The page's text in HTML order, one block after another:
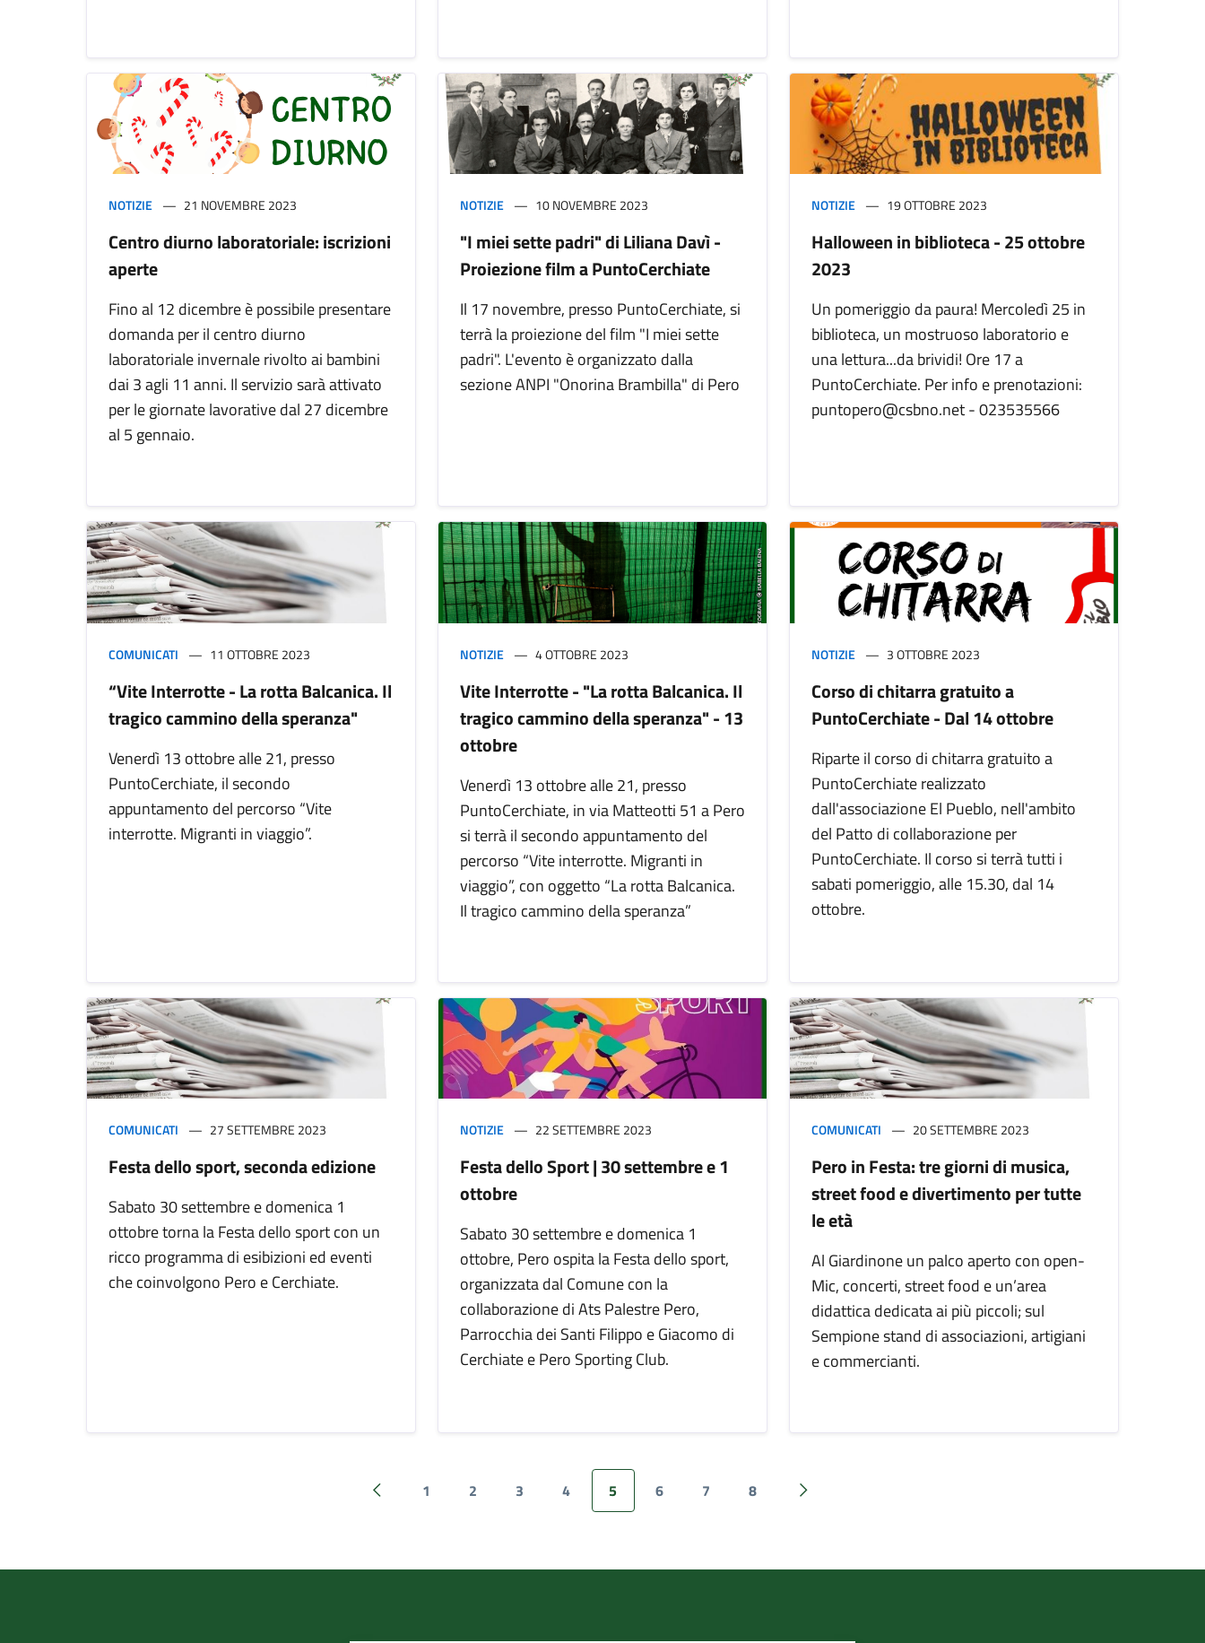
NOTIZIE 21 NOVEMBRE 2023
Centro diurno laboratoriale: iscrizioni
aperte
Fino al 12 dicembre è possibile presentare
domanda per il centro diurno
laboratoriale invernale rivolto ai bambini
dai 3 agli 11 anni. Il servizio sarà attivato
per le giornate lavorative dal 27 dicembre
al 5 gennaio.
NOTIZIE 10 NOVEMBRE 2023
"I miei sette padri" di Liliana Davì -
Proiezione film a PuntoCerchiate
Il 17 novembre, presso PuntoCerchiate, si
terrà la proiezione del film "I miei sette
padri". L'evento è organizzato dalla
sezione ANPI "Onorina Brambilla" di Pero
NOTIZIE 19 OTTOBRE 2023
Halloween in biblioteca - 25 ottobre
2023
Un pomeriggio da paura! Mercoledì 25 in
biblioteca, un mostruoso laboratorio e
una lettura...da brividi! Ore 17 a
PuntoCerchiate. Per info e prenotazioni:
puntopero@csbno.net - 023535566
COMUNICATI 11 OTTOBRE 2023
“Vite Interrotte - La rotta Balcanica. Il
tragico cammino della speranza"
Venerdì 13 ottobre alle 21, presso
PuntoCerchiate, il secondo
appuntamento del percorso “Vite
interrotte. Migranti in viaggio”.
NOTIZIE 4 OTTOBRE 2023
Vite Interrotte - "La rotta Balcanica. Il
tragico cammino della speranza" - 13
ottobre
Venerdì 13 ottobre alle 21, presso
PuntoCerchiate, in via Matteotti 51 a Pero
si terrà il secondo appuntamento del
percorso “Vite interrotte. Migranti in
viaggio”, con oggetto “La rotta Balcanica.
Il tragico cammino della speranza”
NOTIZIE 3 OTTOBRE 2023
Corso di chitarra gratuito a
PuntoCerchiate - Dal 14 ottobre
Riparte il corso di chitarra gratuito a
PuntoCerchiate realizzato
dall'associazione El Pueblo, nell'ambito
del Patto di collaborazione per
PuntoCerchiate. Il corso si terrà tutti i
sabati pomeriggio, alle 15.30, dal 14
ottobre.
COMUNICATI 27 SETTEMBRE 2023
Festa dello sport, seconda edizione
Sabato 30 settembre e domenica 1
ottobre torna la Festa dello sport con un
ricco programma di esibizioni ed eventi
che coinvolgono Pero e Cerchiate.
NOTIZIE 22 SETTEMBRE 2023
Festa dello Sport | 30 settembre e 1
ottobre
Sabato 30 settembre e domenica 1
ottobre, Pero ospita la Festa dello sport,
organizzata dal Comune con la
collaborazione di Ats Palestre Pero,
Parrocchia dei Santi Filippo e Giacomo di
Cerchiate e Pero Sporting Club.
COMUNICATI 20 SETTEMBRE 2023
Pero in Festa: tre giorni di musica,
street food e divertimento per tutte
le età
Al Giardinone un palco aperto con open-
Mic, concerti, street food e un’area
didattica dedicata ai più piccoli; sul
Sempione stand di associazioni, artigiani
e commercianti.
Pagina precedente
1 2 3 4 5 6 7 8
Pagina successiva